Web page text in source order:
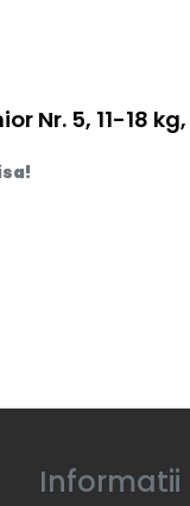
Nr. 5, 11-18
Informatii